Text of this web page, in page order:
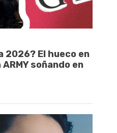
2026? El hueco en
soñando en